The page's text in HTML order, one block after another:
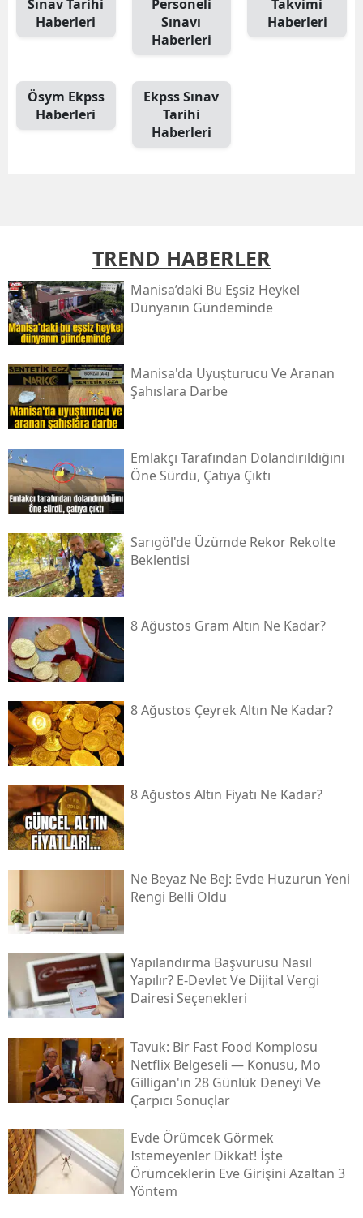
Sınav Tarihi
Haberleri
Personeli
Sınavı
Haberleri
Takvimi
Haberleri
Ösym Ekpss
Haberleri
Ekpss Sınav
Tarihi
Haberleri
TREND HABERLER
Manisa’daki Bu Eşsiz Heykel
Dünyanın Gündeminde
Manisa'da Uyuşturucu Ve Aranan
Şahıslara Darbe
Emlakçı Tarafından Dolandırıldığını
Öne Sürdü, Çatıya Çıktı
Sarıgöl'de Üzümde Rekor Rekolte
Beklentisi
8 Ağustos Gram Altın Ne Kadar?
8 Ağustos Çeyrek Altın Ne Kadar?
8 Ağustos Altın Fiyatı Ne Kadar?
Ne Beyaz Ne Bej: Evde Huzurun Yeni
Rengi Belli Oldu
Yapılandırma Başvurusu Nasıl
Yapılır? E-Devlet Ve Dijital Vergi
Dairesi Seçenekleri
Tavuk: Bir Fast Food Komplosu
Netflix Belgeseli — Konusu, Mo
Gilligan'ın 28 Günlük Deneyi Ve
Çarpıcı Sonuçlar
Evde Örümcek Görmek
Istemeyenler Dikkat! İşte
Örümceklerin Eve Girişini Azaltan 3
Yöntem